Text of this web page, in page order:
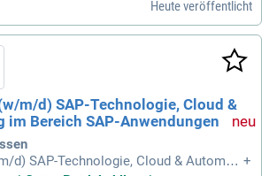
Heute veröffentlicht
m/d) SAP-Technologie, Cloud &
im Bereich SAP-Anwendungen
d) SAP-Technologie, Cloud & Automati +